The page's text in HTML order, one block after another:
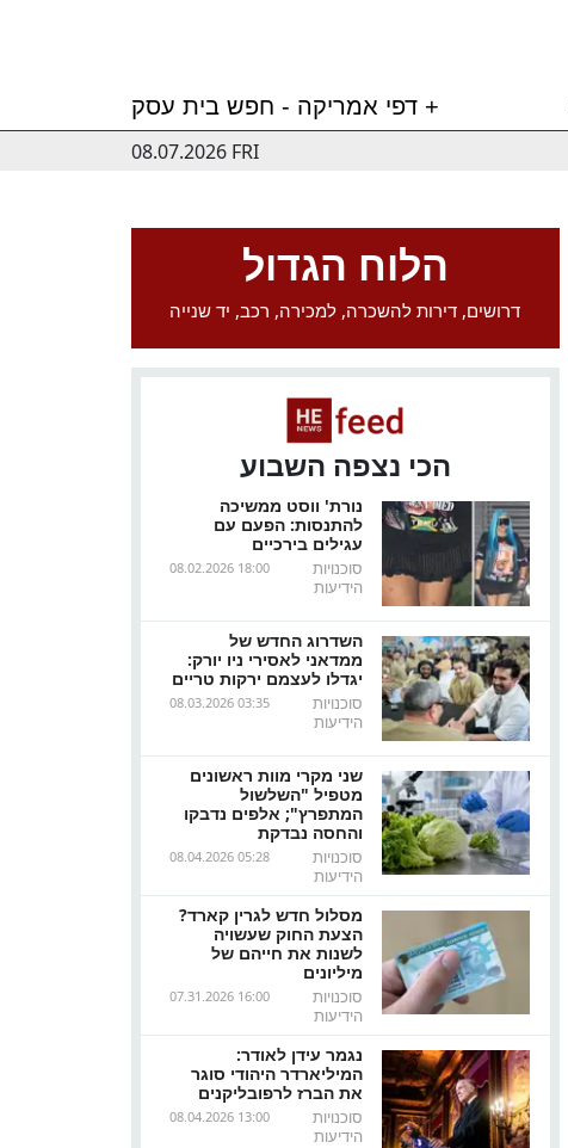
דפי אמריקה - חפש בית עסק +
08.07.2026 FRI
הלוח הגדול
דרושים, דירות להשכרה, למכירה, רכב, יד שנייה
הכי נצפה השבוע
נורת' ווסט ממשיכה
להתנסות: הפעם עם
עגילים בירכיים
08.02.2026 18:00
סוכנויות
הידיעות
השדרוג החדש של
ממדאני לאסירי ניו יורק:
יגדלו לעצמם ירקות טריים
08.03.2026 03:35
סוכנויות
הידיעות
שני מקרי מוות ראשונים
מטפיל "השלשול
המתפרץ"; אלפים נדבקו
והחסה נבדקת
08.04.2026 05:28
סוכנויות
הידיעות
מסלול חדש לגרין קארד?
הצעת החוק שעשויה
לשנות את חייהם של
מיליונים
07.31.2026 16:00
סוכנויות
הידיעות
נגמר עידן לאודר:
המיליארדר היהודי סוגר
את הברז לרפובליקנים
08.04.2026 13:00
סוכנויות
הידיעות